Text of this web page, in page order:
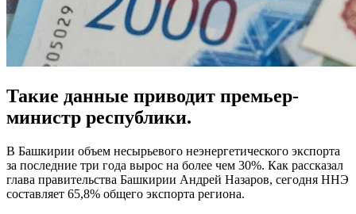
Такие данные приводит премьер-
министр республики.
В Башкирии объем несырьевого неэнергетического экспорта
за последние три года вырос на более чем 30%. Как рассказал
глава правительства Башкирии Андрей Назаров, сегодня ННЭ
составляет 65,8% общего экспорта региона.